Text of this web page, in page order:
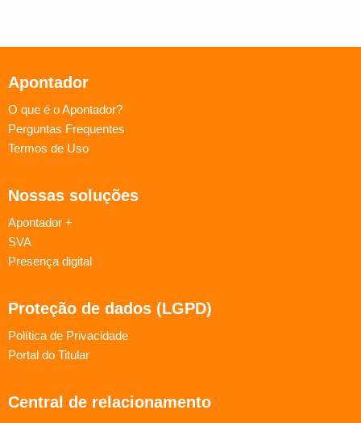
Apontador
O que é o Apontador?
Perguntas Frequentes
Termos de Uso
Nossas soluções
Apontador +
SVA
Presença digital
Proteção de dados (LGPD)
Política de Privacidade
Portal do Titular
Central de relacionamento